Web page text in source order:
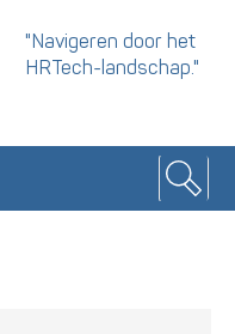
"Navigeren door het
HRTech-landschap."